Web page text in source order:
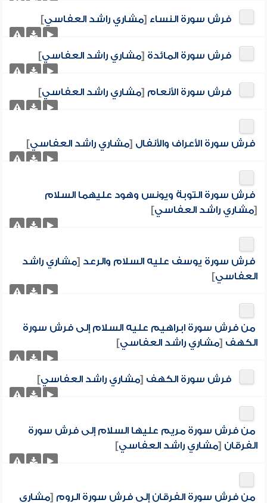
فرش سورة النساء [مشاري راشد العفاسي]
فرش سورة المائدة [مشاري راشد العفاسي]
فرش سورة الأنعام [مشاري راشد العفاسي]
فرش سورة الأعراف والأنفال [مشاري راشد العفاسي]
فرش سورة التوبة ويونس وهود عليهما السلام
[مشاري راشد العفاسي]
فرش سورة يوسف عليه السلام والرعد [مشاري راشد
العفاسي]
من فرش سورة ابراهيم عليه السلام إلى فرش سورة
الكهف [مشاري راشد العفاسي]
فرش سورة الكهف [مشاري راشد العفاسي]
من فرش سورة مريم عليها السلام إلى فرش سورة
الفرقان [مشاري راشد العفاسي]
من فرش سورة الفرقان إلى فرش سورة الروم [مشاري